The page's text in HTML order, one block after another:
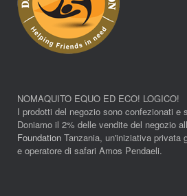
NOMAQUITO EQUO ED ECO! LOGICO!
I prodotti del negozio sono confezionati e
Doniamo il 2% delle vendite del negozio
Foundation Tanzania, un'iniziativa privata
e operatore di safari Amos Pendaeli.